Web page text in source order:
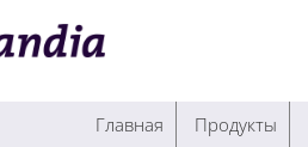
Главная Продукты